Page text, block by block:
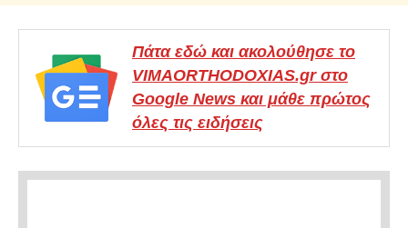
Πάτα εδώ και ακολούθησε το
VIMAORTHODOXIAS.gr στο
Google News και μάθε πρώτος
όλες τις ειδήσεις